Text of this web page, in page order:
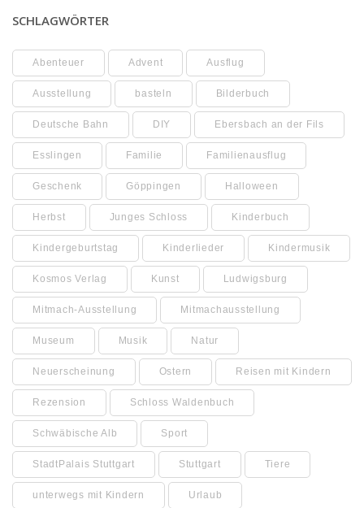
SCHLAGWÖRTER
Abenteuer Advent Ausflug
Ausstellung basteln Bilderbuch
Deutsche Bahn DIY Ebersbach an der Fils
Esslingen Familie Familienausflug
Geschenk Göppingen Halloween
Herbst Junges Schloss Kinderbuch
Kindergeburtstag Kinderlieder Kindermusik
Kosmos Verlag Kunst Ludwigsburg
Mitmach-Ausstellung Mitmachausstellung
Museum Musik Natur
Neuerscheinung Ostern Reisen mit Kindern
Rezension Schloss Waldenbuch
Schwäbische Alb Sport
StadtPalais Stuttgart Stuttgart Tiere
unterwegs mit Kindern Urlaub